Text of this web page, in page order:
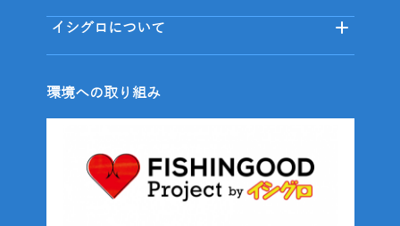
イシグロについて
環境への取り組み